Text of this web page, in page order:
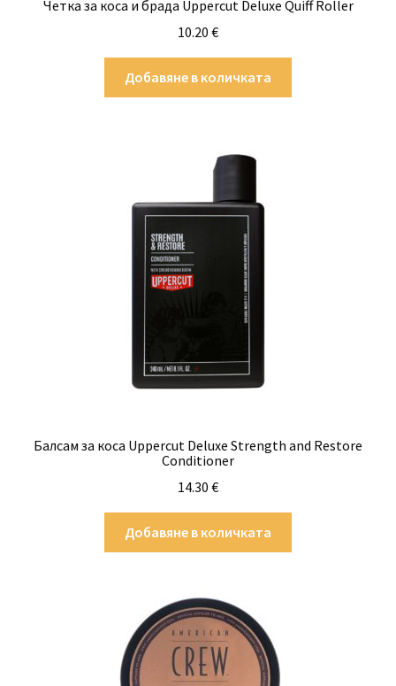
Четка за коса и брада Uppercut Deluxe Quiff Roller
10.20 €
Добавяне в количката
Балсам за коса Uppercut Deluxe Strength and Restore
Conditioner
14.30 €
Добавяне в количката